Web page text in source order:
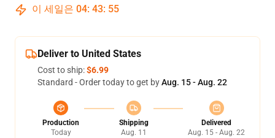
이 세일은 04: 43: 54
Deliver to United States
Cost to ship:$6.99
Standard - Order today to get byAug. 15 - Aug. 22
Production
Today
Shipping
Aug. 11
Delivered
Aug. 15 - Aug. 22